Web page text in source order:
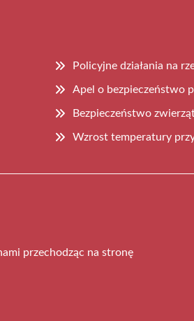
Policyjne działania na
Apel o bezpieczeństwo
Bezpieczeństwo
Wzrost temperatury
przechodząc na stronę